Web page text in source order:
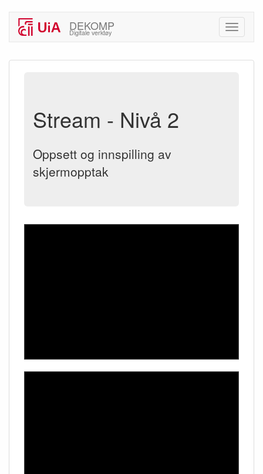
DEKOMP
Digitale verktøy
Stream - Nivå 2
Oppsett og innspilling av
skjermopptak